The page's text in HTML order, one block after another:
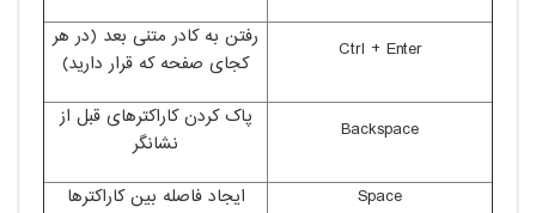
Ctrl + Enter
رفتن به کادر متنی بعد (در هر
کجای صفحه که قرار دارید)
Backspace
پاک کردن کاراکترهای قبل از
نشانگر
Space
ایجاد فاصله بین کاراکترها